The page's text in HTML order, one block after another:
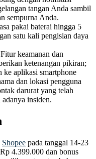
tangan Anda sambil
sempurna Anda.
pakai baterai hingga 5
satu kali pengisian daya
Fitur keamanan dan
ketenangan pikiran;
ke aplikasi smartphone
dan lokasi pengguna
darurat yang telah
insiden.
Shopee pada tanggal 14-23
4.399.000 dan bonus